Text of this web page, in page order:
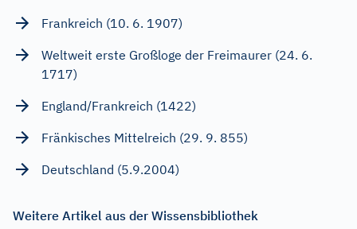
Frankreich (10. 6. 1907)
Weltweit erste Großloge der Freimaurer (24. 6.
1717)
England/Frankreich (1422)
Fränkisches Mittelreich (29. 9. 855)
Deutschland (5.9.2004)
Weitere Artikel aus der Wissensbibliothek